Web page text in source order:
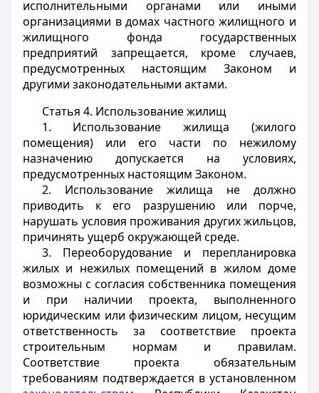
исполнительными органами или иными
организациями в домах частного жилищного и
жилищного фонда государственных
предприятий запрещается, кроме случаев,
предусмотренных настоящим Законом и
другими законодательными актами.
Статья 4. Использование жилищ
1. Использование жилища (жилого
помещения) или его части по нежилому
назначению допускается на условиях,
предусмотренных настоящим Законом.
2. Использование жилища не должно
приводить к его разрушению или порче,
нарушать условия проживания других жильцов,
причинять ущерб окружающей среде.
3. Переоборудование и перепланировка
жилых и нежилых помещений в жилом доме
возможны с согласия собственника помещения
и при наличии проекта, выполненного
юридическим или физическим лицом, несущим
ответственность за соответствие проекта
строительным нормам и правилам.
Соответствие проекта обязательным
требованиям подтверждается в установленном